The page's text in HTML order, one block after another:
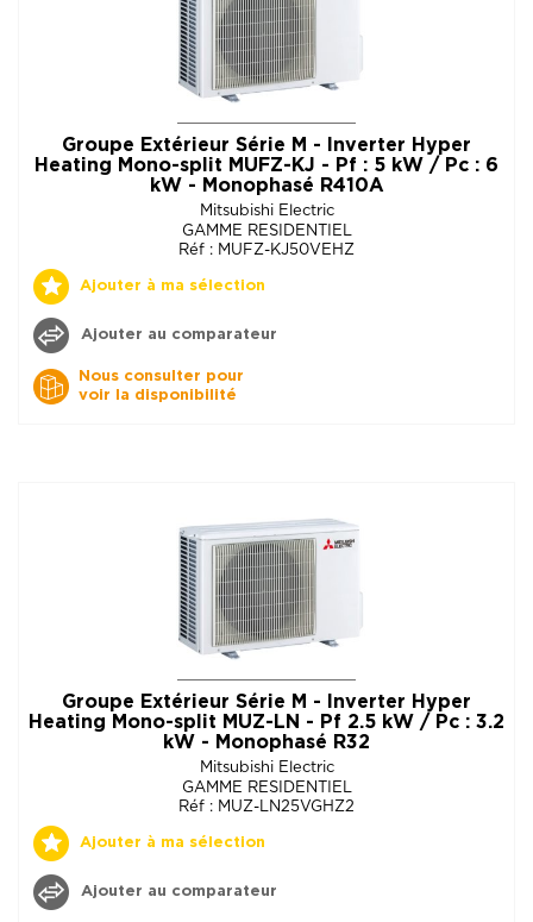
Groupe Extérieur Série M - Inverter Hyper
Heating Mono-split MUFZ-KJ - Pf : 5 kW / Pc : 6
kW - Monophasé R410A
Mitsubishi Electric
GAMME RESIDENTIEL
Réf : MUFZ-KJ50VEHZ
Ajouter à ma sélection
Ajouter au comparateur
Nous consulter pour
voir la disponibilité
Groupe Extérieur Série M - Inverter Hyper
Heating Mono-split MUZ-LN - Pf 2.5 kW / Pc : 3.2
kW - Monophasé R32
Mitsubishi Electric
GAMME RESIDENTIEL
Réf : MUZ-LN25VGHZ2
Ajouter à ma sélection
Ajouter au comparateur